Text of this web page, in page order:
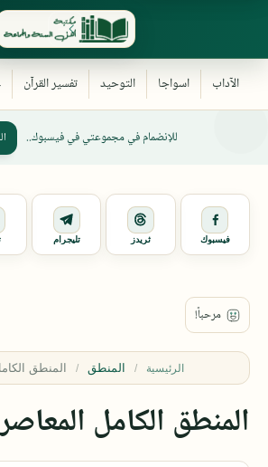
للإنضمام في مجموعتي في فيسبوك..
فيسبوك ثريدز تليجرام
الرئيسية المنطق
المنطق الكامل المعاصر